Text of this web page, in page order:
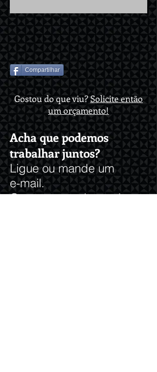
Compartilhar
Gostou do que viu?Solicite então
um orçamento!
Acha que podemos
trabalhar juntos?
Ligue ou mande um
e-mail.
Queremos muito ouvir